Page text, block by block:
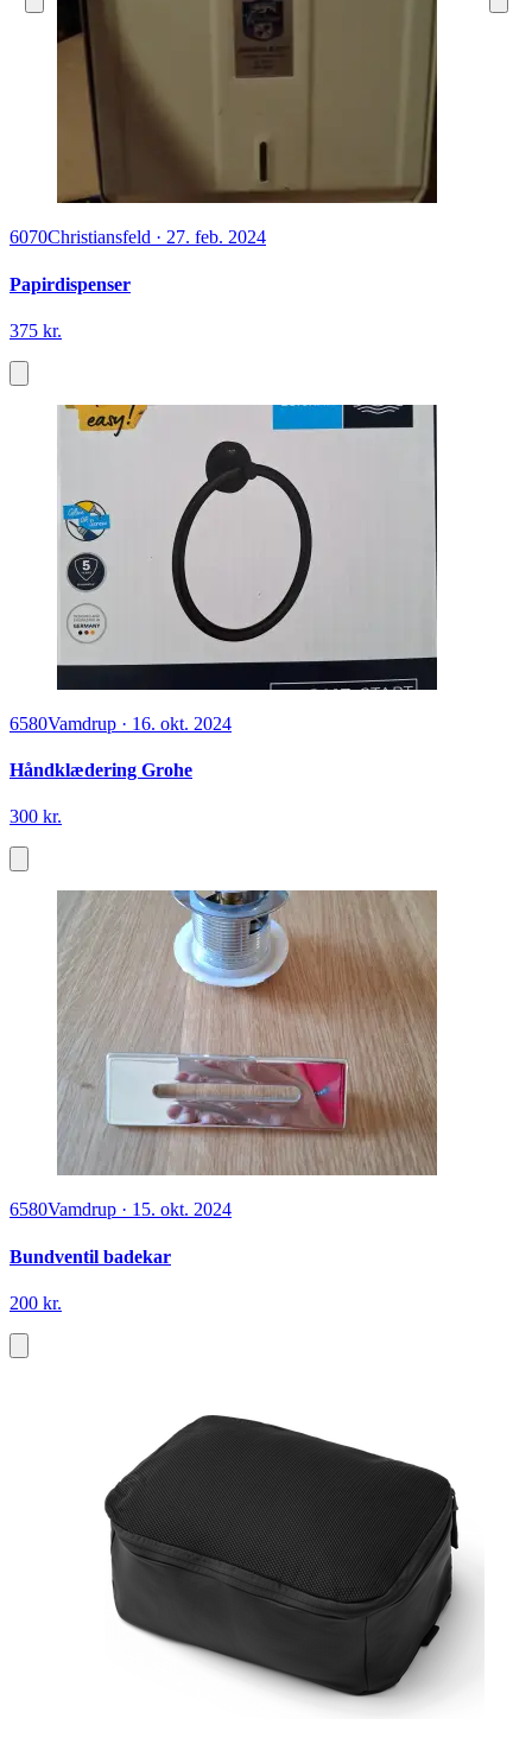
6070Christiansfeld · 27. feb. 2024
Papirdispenser
375 kr.
6580Vamdrup · 16. okt. 2024
Håndklædering Grohe
300 kr.
6580Vamdrup · 15. okt. 2024
Bundventil badekar
200 kr.